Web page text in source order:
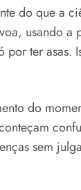
do que a
usando a
ter asas.
do
sem